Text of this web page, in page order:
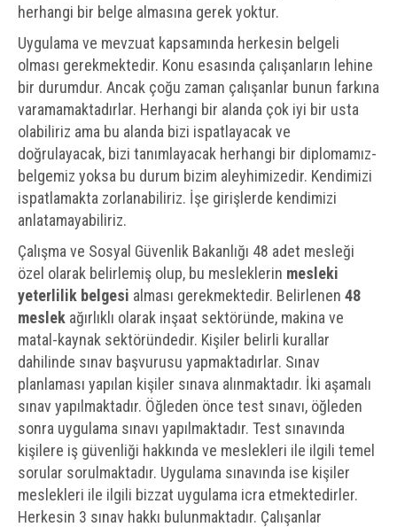
herhangi bir belge almasına gerek yoktur.
Uygulama ve mevzuat kapsamında herkesin belgeli
olması gerekmektedir. Konu esasında çalışanların lehine
bir durumdur. Ancak çoğu zaman çalışanlar bunun farkına
varamamaktadırlar. Herhangi bir alanda çok iyi bir usta
olabiliriz ama bu alanda bizi ispatlayacak ve
doğrulayacak, bizi tanımlayacak herhangi bir diplomamız-
belgemiz yoksa bu durum bizim aleyhimizedir. Kendimizi
ispatlamakta zorlanabiliriz. İşe girişlerde kendimizi
anlatamayabiliriz.
Çalışma ve Sosyal Güvenlik Bakanlığı 48 adet mesleği
özel olarak belirlemiş olup, bu mesleklerin mesleki
yeterlilik belgesi alması gerekmektedir. Belirlenen 48
meslek ağırlıklı olarak inşaat sektöründe, makina ve
matal-kaynak sektöründedir. Kişiler belirli kurallar
dahilinde sınav başvurusu yapmaktadırlar. Sınav
planlaması yapılan kişiler sınava alınmaktadır. İki aşamalı
sınav yapılmaktadır. Öğleden önce test sınavı, öğleden
sonra uygulama sınavı yapılmaktadır. Test sınavında
kişilere iş güvenliği hakkında ve meslekleri ile ilgili temel
sorular sorulmaktadır. Uygulama sınavında ise kişiler
meslekleri ile ilgili bizzat uygulama icra etmektedirler.
Herkesin 3 sınav hakkı bulunmaktadır. Çalışanlar